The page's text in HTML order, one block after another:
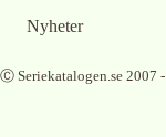
Nyheter
Ⓒ Seriekatalogen.se 2007 -